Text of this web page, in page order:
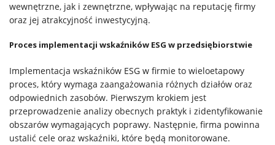
wewnętrzne, jak i zewnętrzne, wpływając na reputację firmy
oraz jej atrakcyjność inwestycyjną.
Proces implementacji wskaźników ESG w przedsiębiorstwie
Implementacja wskaźników ESG w firmie to wieloetapowy
proces, który wymaga zaangażowania różnych działów oraz
odpowiednich zasobów. Pierwszym krokiem jest
przeprowadzenie analizy obecnych praktyk i zidentyfikowanie
obszarów wymagających poprawy. Następnie, firma powinna
ustalić cele oraz wskaźniki, które będą monitorowane.